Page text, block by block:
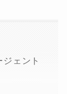
ェント